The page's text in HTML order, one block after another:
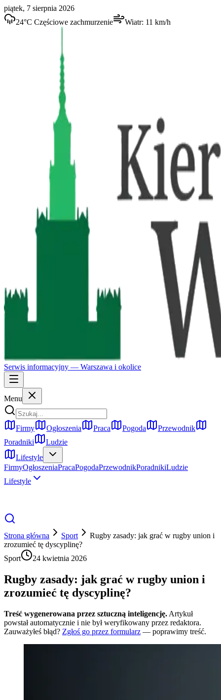
piątek, 7 sierpnia 2026
24°C Częściowe zachmurzenie Wiatr: 11 km/h
Serwis informacyjny — Warszawa i okolice
Menu
Firmy Ogłoszenia Praca Pogoda
Przewodnik
Poradniki
Ludzie
Lifestyle
FirmyOgłoszeniaPracaPogodaPrzewodnikPoradnikiLudzie
Lifestyle
Strona główna Sport
Rugby zasady: jak grać w rugby union i
zrozumieć tę dyscyplinę?
Sport
24 kwietnia 2026
Rugby zasady: jak grać w rugby union i
zrozumieć tę dyscyplinę?
Treść wygenerowana przez sztuczną inteligencję. Artykuł
powstał automatycznie i nie był weryfikowany przez redaktora.
Zauważyłeś błąd? Zgłoś go przez formularz — poprawimy treść.